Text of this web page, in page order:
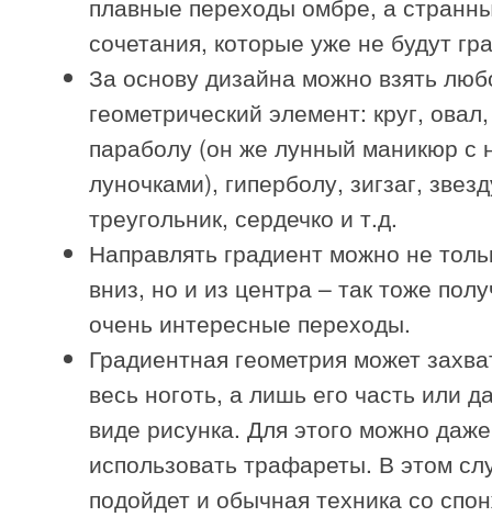
плавные переходы омбре, а
сочетания, которые уже не будут
За основу дизайна можно взять
геометрический элемент: круг,
параболу (он же лунный маникюр с
луночками), гиперболу, зигзаг,
треугольник, сердечко и т.д.
Направлять градиент можно не
вниз, но и из центра – так тоже
очень интересные переходы.
Градиентная геометрия может
весь ноготь, а лишь его часть или
виде рисунка. Для этого можно даже
использовать трафареты. В этом
подойдет и обычная техника со